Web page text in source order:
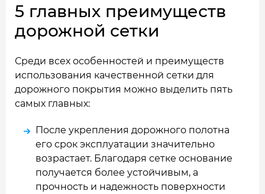
5 главных преимуществ
дорожной сетки
Среди всех особенностей и преимуществ
использования качественной сетки для
дорожного покрытия можно выделить пять
самых главных:
После укрепления дорожного полотна
его срок эксплуатации значительно
возрастает. Благодаря сетке основание
получается более устойчивым, а
прочность и надежность поверхности